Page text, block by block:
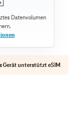
Gerät unterstützt eSIM